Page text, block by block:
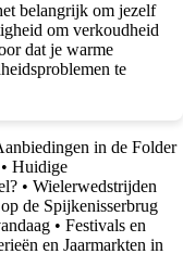
belangrijk om jezelf
om verkoudheid
dat je warme
te
in de Folder
• Huidige
• Wielerwedstrijden
de Spijkenisserbrug
• Festivals en
en Jaarmarkten in